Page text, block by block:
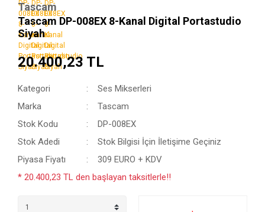
Tascam
Tascam DP-008EX 8-Kanal Digital Portastudio
Siyah
20.400,23 TL
Kategori
Ses Mikserleri
Marka
Tascam
Stok Kodu
DP-008EX
Stok Adedi
Stok Bilgisi İçin İletişime Geçiniz
Piyasa Fiyatı
309 EURO + KDV
* 20.400,23 TL den başlayan taksitlerle!!